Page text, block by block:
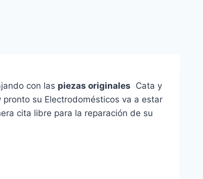
con las piezas originales Cata y
su Electrodomésticos va a estar
cita libre para la reparación de su